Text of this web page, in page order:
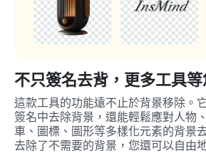
不只簽名去背，更多工具
這款工具的功能遠不止於背景移除。
簽名中去除背景，還能輕鬆應對人物
車、圖標、圖形等多樣化元素的背景
去除了不需要的背景，您還可以自由